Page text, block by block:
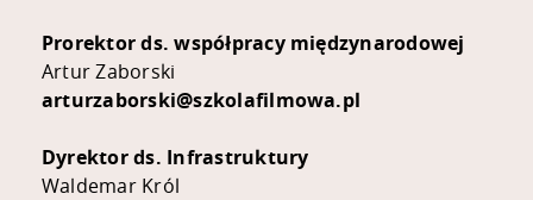
Prorektor ds. współpracy międzynarodowej
Artur Zaborski
arturzaborski@szkolafilmowa.pl
Dyrektor ds. Infrastruktury
Waldemar Król